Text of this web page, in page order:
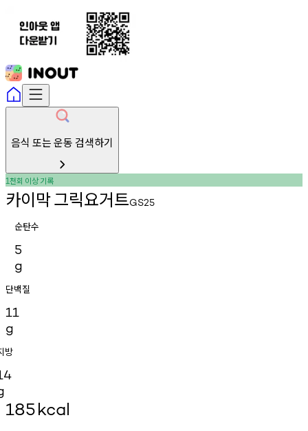
음식 또는 운동 검색하기
1천회 이상기록
카이막그릭요거트GS25
순탄수
5
g
단백질
11
g
방
185kcal